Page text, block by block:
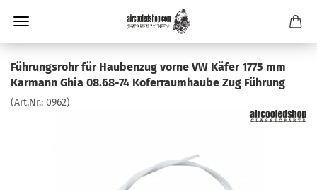
Führungsrohr für Haubenzug vorne VW Käfer 1775 mm
Karmann Ghia 08.68-74 Koferraumhaube Zug Führung
(Art.Nr.: 0962)